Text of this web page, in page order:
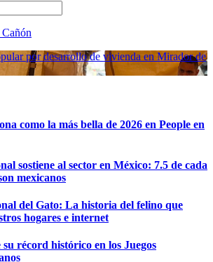
por desarrollo de vivienda en Mirador de
como la más bella de 2026 en People en
sostiene al sector en México: 7.5 de cada
mexicanos
del Gato: La historia del felino que
hogares e internet
récord histórico en los Juegos